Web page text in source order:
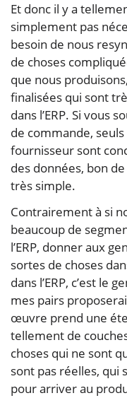
Et donc il y a
simplement pas
besoin de nous
de choses
que nous
finalisées qui sont
dans l’ERP. Si vous
de commande,
fournisseur sont
des données, bon
très simple.
Contrairement à si
beaucoup de
l’ERP, donner aux
sortes de choses
dans l’ERP, c’est le
mes pairs
œuvre prend une
tellement de
choses qui ne sont
sont pas réelles, qui
pour arriver au